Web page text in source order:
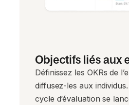
Objectifs liés aux
Définissez les OKRs de
diffusez-les aux individus.
cycle d’évaluation se